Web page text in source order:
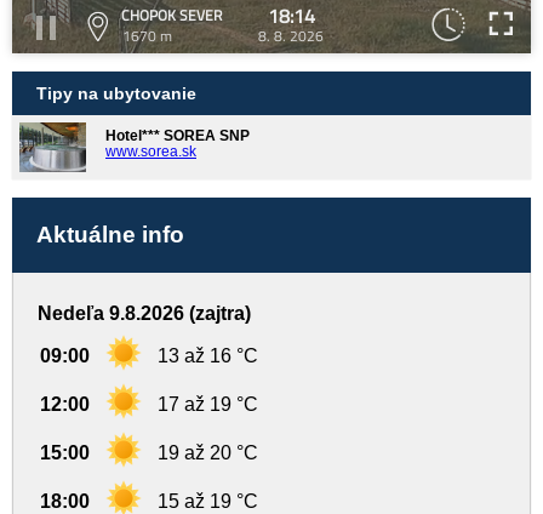
CHOPOK SEVER
1670 m
18:14
8. 8. 2026
Tipy na ubytovanie
Hotel*** SOREA SNP
www.sorea.sk
Aktuálne info
Nedeľa 9.8.2026 (zajtra)
09:00 13 až 16 °C
12:00 17 až 19 °C
15:00 19 až 20 °C
18:00 15 až 19 °C